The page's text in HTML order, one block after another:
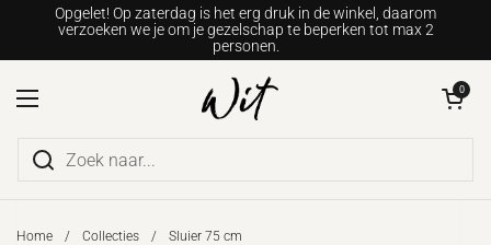
Ga naar content
Opgelet! Op zaterdag is het erg druk in de winkel, daarom
verzoeken we je om je gezelschap te beperken tot max 2
personen.
Menu openen
Winkelwagentje
0
Home / Collecties / Sluier 75 cm